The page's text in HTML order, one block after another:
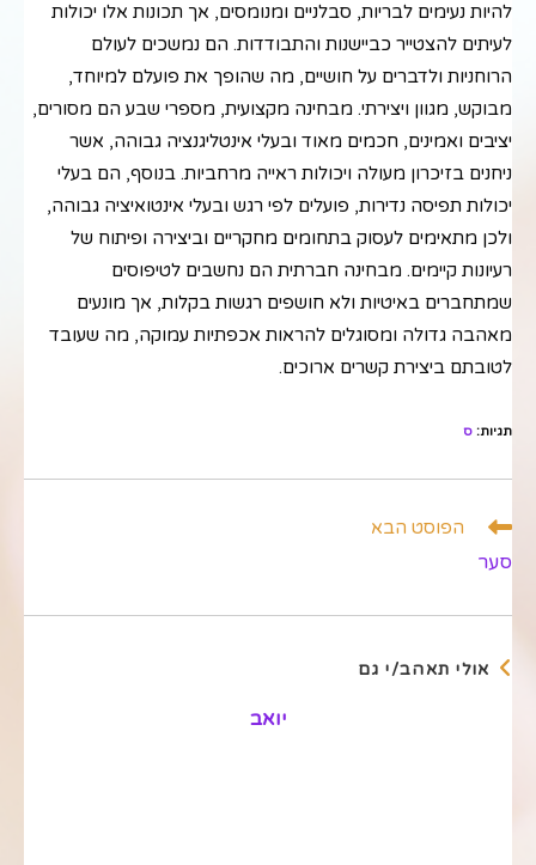
להיות נעימים לבריות, סבלניים ומנומסים, אך תכונות אלו יכולות
לעיתים להצטייר כביישנות והתבודדות. הם נמשכים לעולם
הרוחניות ולדברים על חושיים, מה שהופך את פועלם למיוחד,
מבוקש, מגוון ויצירתי. מבחינה מקצועית, מספרי שבע הם מסורים,
יציבים ואמינים, חכמים מאוד ובעלי אינטליגנציה גבוהה, אשר
ניחנים בזיכרון מעולה ויכולות ראייה מרחביות. בנוסף, הם בעלי
יכולות תפיסה נדירות, פועלים לפי רגש ובעלי אינטואיציה גבוהה,
ולכן מתאימים לעסוק בתחומים מחקריים וביצירה ופיתוח של
רעיונות קיימים. מבחינה חברתית הם נחשבים לטיפוסים
שמתחברים באיטיות ולא חושפים רגשות בקלות, אך מונעים
מאהבה גדולה ומסוגלים להראות אכפתיות עמוקה, מה שעובד
לטובתם ביצירת קשרים ארוכים.
תגיות: ס
לקרוא
נוספים
הפוסט הבא
סער
אולי תאהב/י גם
יואב